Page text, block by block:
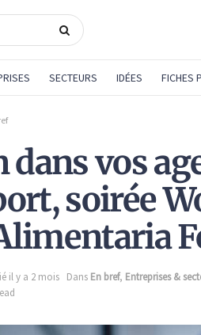
SECTEURS IDÉES FICHES
dans vos
soirée
il y a 2 mois Dans En bref, Entreprises &